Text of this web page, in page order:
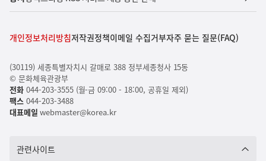
개인정보처리방침저작권정책이메일 수집거부자주 묻는 질문(FAQ)
(30119) 세종특별자치시 갈매로 388 정부세종청사 15동
© 문화체육관광부
전화044-203-3555 (월-금 09:00 - 18:00, 공휴일 제외)
팩스044-203-3488
대표메일 webmaster@korea.kr
관련사이트